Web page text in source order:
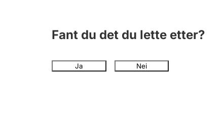
Fant du det du lette etter?
Ja Nei